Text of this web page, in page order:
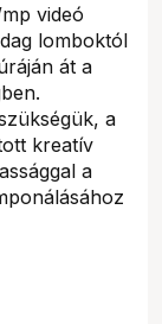
videó
lomboktól
át a
a
kreatív
a